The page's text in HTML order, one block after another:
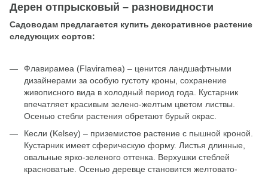
Дерен отпрысковый – разновидности
Садоводам предлагается купить декоративное растение
следующих сортов:
Флавирамеа (Flaviramea) – ценится ландшафтными
дизайнерами за особую густоту кроны, сохранение
живописного вида в холодный период года. Кустарник
впечатляет красивым зелено-желтым цветом листвы.
Осенью стебли растения обретают бурый окрас.
Кесли (Kelsey) – приземистое растение с пышной кроной.
Кустарник имеет сферическую форму. Листья длинные,
овальные ярко-зеленого оттенка. Верхушки стеблей
красноватые. Осенью деревце становится желтовато-